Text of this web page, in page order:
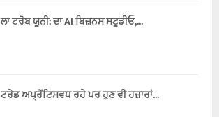
ਲਾ ਟਰੋਬ ਯੂਨੀ: ਦਾ AI ਬਿਜ਼ਨਸ ਸਟੂਡੀਓ,...
ਟਰੇਡ ਅਪ੍ਰੈਂਟਿਸਵਧ ਰਹੇ ਪਰ ਹੁਣ ਵੀ ਹਜ਼ਾਰਾਂ...